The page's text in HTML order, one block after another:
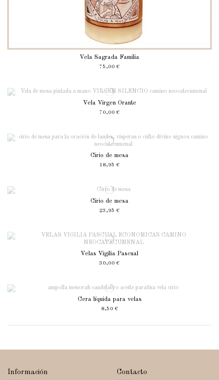
Vela Sagrada Familia
75,00 €
Vela Virgen Orante
70,00 €
Cirio de mesa
18,95 €
Cirio de mesa
23,95 €
Velas Vigilia Pascual
30,00 €
Cera líquida para velas
8,50 €
Información Contacto